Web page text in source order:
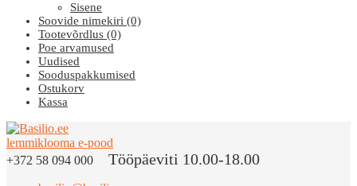
Sisene
Soovide nimekiri (0)
Tootevõrdlus (0)
Poe arvamused
Uudised
Sooduspakkumised
Ostukorv
Kassa
+372 58 094 000 Tööpäeviti 10.00-18.00